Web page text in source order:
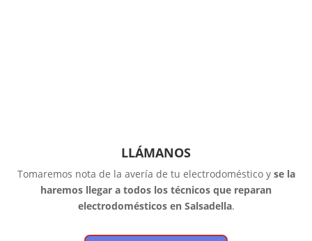
LLÁMANOS
Tomaremos nota de la avería de tu electrodoméstico y se la
haremos llegar a todos los técnicos que reparan
electrodomésticos en Salsadella.